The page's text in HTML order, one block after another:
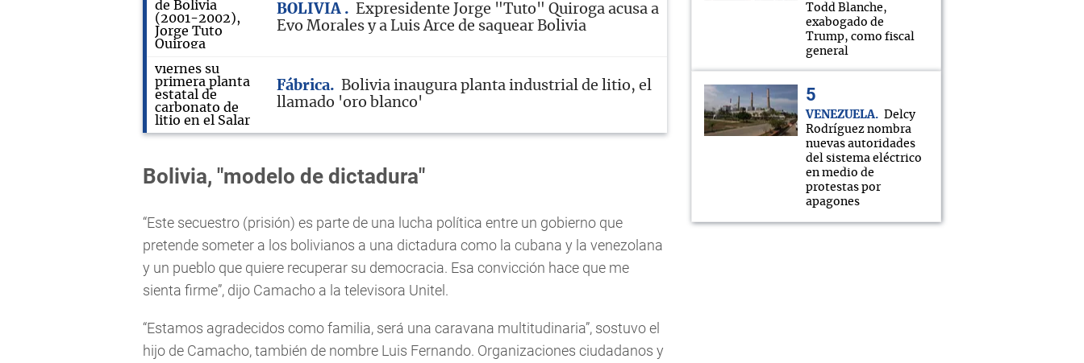
BOLIVIA
Expresidente Jorge "Tuto" Quiroga acusa a
Evo Morales y a Luis Arce de saquear Bolivia
Fábrica
Bolivia inaugura planta industrial de litio, el
llamado 'oro blanco'
Bolivia, "modelo de dictadura"
“Este secuestro (prisión) es parte de una lucha política entre un gobierno que
pretende someter a los bolivianos a una dictadura como la cubana y la venezolana
y un pueblo que quiere recuperar su democracia. Esa convicción hace que me
sienta firme”, dijo Camacho a la televisora Unitel.
“Estamos agradecidos como familia, será una caravana multitudinaria”, sostuvo el
hijo de Camacho, también de nombre Luis Fernando. Organizaciones ciudadanos y
Todd Blanche,
exabogado de
Trump, como fiscal
general
VENEZUELA
Delcy
Rodríguez nombra
nuevas autoridades
del sistema eléctrico
en medio de
protestas por
apagones